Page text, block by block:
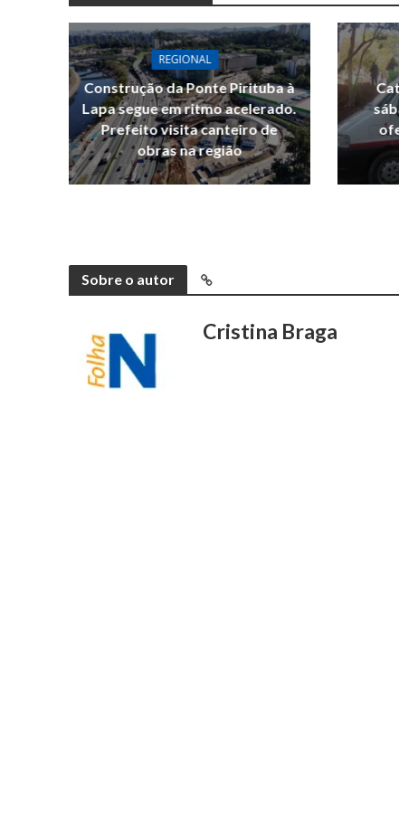
REGIONAL
Construção da Ponte Pirituba à
Lapa segue em ritmo acelerado.
Prefeito visita canteiro de
obras na região
Sobre o autor
Cristina Braga